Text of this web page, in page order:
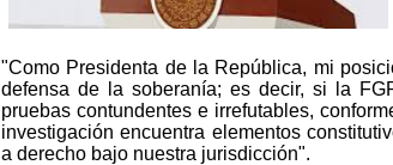
"Como Presidenta de la República, mi
defensa de la soberanía; es decir, si la
pruebas contundentes e irrefutables,
investigación encuentra elementos
a derecho bajo nuestra jurisdicción".